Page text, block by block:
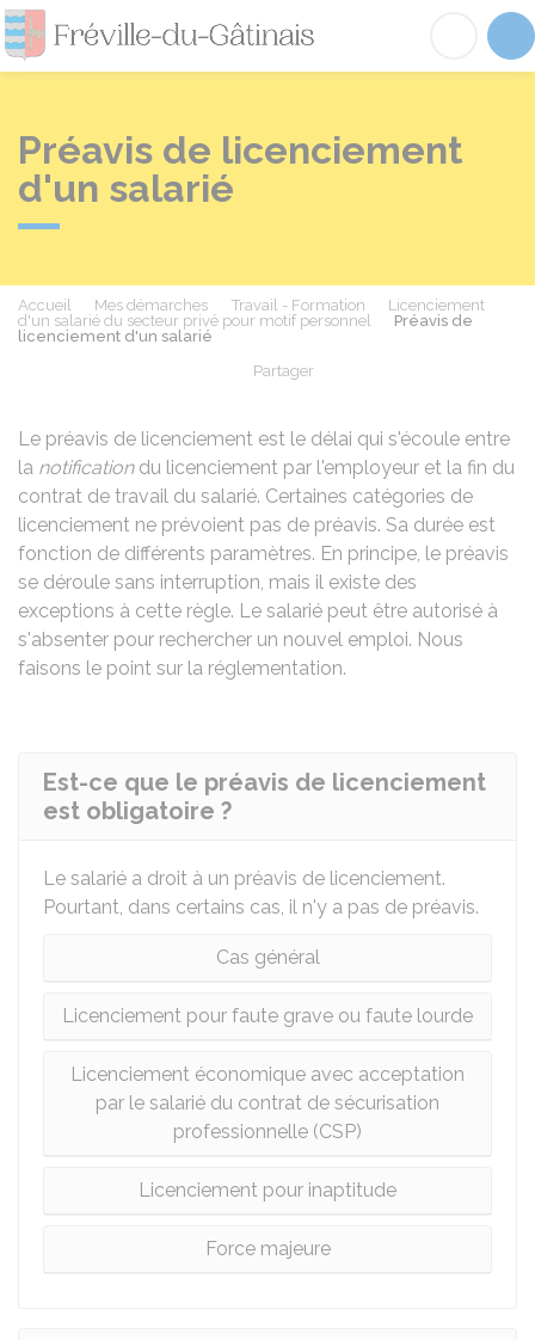
Fréville-du-
Préavis de licenciement
d'un salarié
Accueil Mes démarches Travail - Formation
Licenciement
d'un salarié du secteur privé pour motif personnel
Préavis de
licenciement d'un salarié
Partager
Le préavis de licenciement est le délai qui s'écoule entre
la notificationdu licenciement par l'employeur et la fin du
contrat de travail du salarié. Certaines catégories de
licenciement ne prévoient pas de préavis. Sa durée est
fonction de différents paramètres. En principe, le préavis
se déroule sans interruption, mais il existe des
exceptions à cette règle. Le salarié peut être autorisé à
s'absenter pour rechercher un nouvel emploi. Nous
faisons le point sur la réglementation.
Est-ce que le préavis de licenciement
est obligatoire ?
Le salarié a droit à un préavis de licenciement.
Pourtant, dans certains cas, il n'y a pas de préavis.
Cas général
Licenciement pour faute grave ou faute lourde
Licenciement économique avec acceptation
par le salarié du contrat de sécurisation
professionnelle (CSP)
Licenciement pour inaptitude
Force majeure